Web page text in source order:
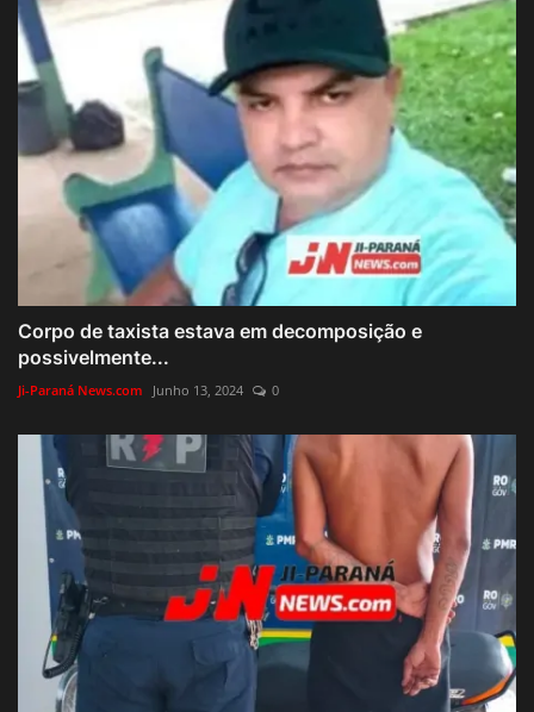
Corpo de taxista estava em decomposição e
possivelmente...
Ji-Paraná News.com Junho 13, 2024 0